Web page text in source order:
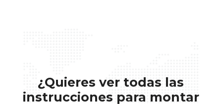
¿Quieres ver todas las
instrucciones para montar